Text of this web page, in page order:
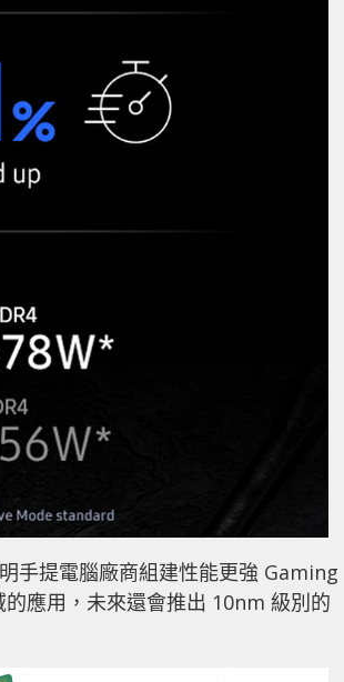
手提電腦廠商組建性能更強 Gaming
應用，未來還會推出 10nm 級別的